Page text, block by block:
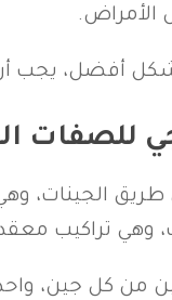
الأمراض.
أفضل، يجب أن
للصفات
تراكيب معقدة
جين، واحدة